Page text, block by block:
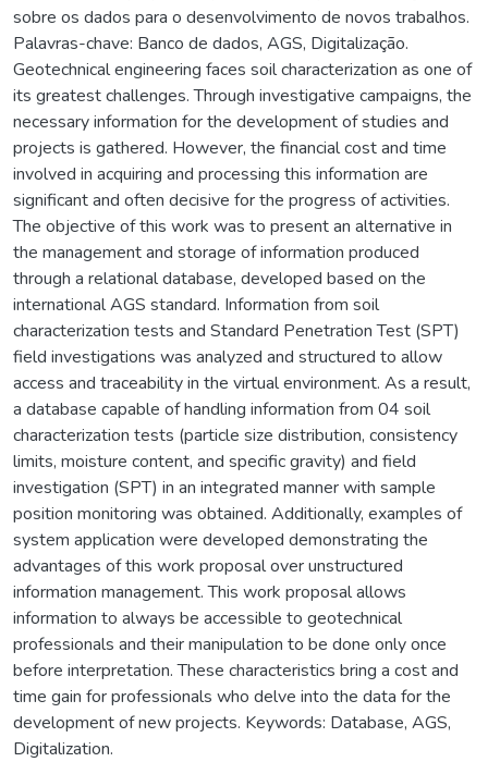
sobre os dados para o desenvolvimento de novos trabalhos.
Palavras-chave: Banco de dados, AGS, Digitalização.
Geotechnical engineering faces soil characterization as one of
its greatest challenges. Through investigative campaigns, the
necessary information for the development of studies and
projects is gathered. However, the financial cost and time
involved in acquiring and processing this information are
significant and often decisive for the progress of activities.
The objective of this work was to present an alternative in
the management and storage of information produced
through a relational database, developed based on the
international AGS standard. Information from soil
characterization tests and Standard Penetration Test (SPT)
field investigations was analyzed and structured to allow
access and traceability in the virtual environment. As a result,
a database capable of handling information from 04 soil
characterization tests (particle size distribution, consistency
limits, moisture content, and specific gravity) and field
investigation (SPT) in an integrated manner with sample
position monitoring was obtained. Additionally, examples of
system application were developed demonstrating the
advantages of this work proposal over unstructured
information management. This work proposal allows
information to always be accessible to geotechnical
professionals and their manipulation to be done only once
before interpretation. These characteristics bring a cost and
time gain for professionals who delve into the data for the
development of new projects. Keywords: Database, AGS,
Digitalization.